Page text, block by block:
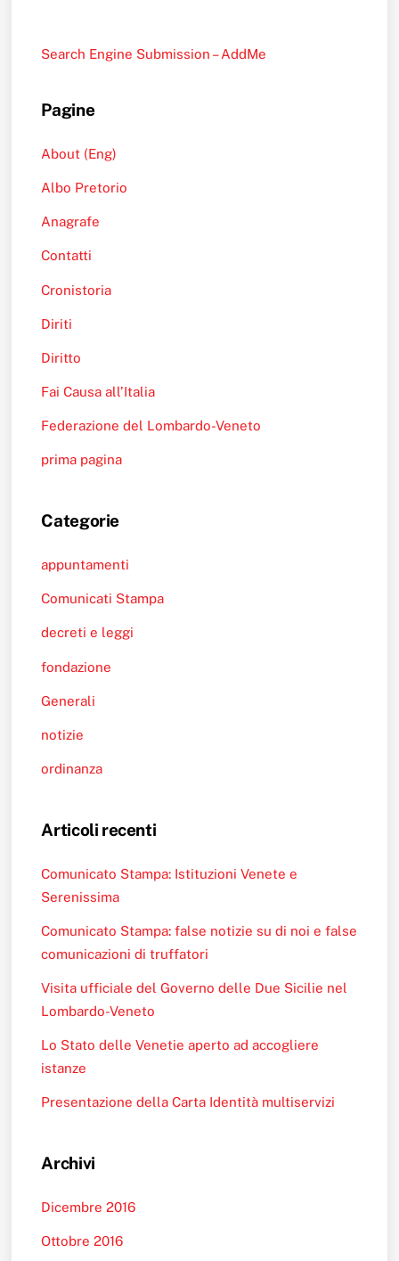
Search Engine Submission – AddMe
Pagine
About (Eng)
Albo Pretorio
Anagrafe
Contatti
Cronistoria
Diriti
Diritto
Fai Causa all’Italia
Federazione del Lombardo-Veneto
prima pagina
Categorie
appuntamenti
Comunicati Stampa
decreti e leggi
fondazione
Generali
notizie
ordinanza
Articoli recenti
Comunicato Stampa: Istituzioni Venete e
Serenissima
Comunicato Stampa: false notizie su di noi e false
comunicazioni di truffatori
Visita ufficiale del Governo delle Due Sicilie nel
Lombardo-Veneto
Lo Stato delle Venetie aperto ad accogliere
istanze
Presentazione della Carta Identità multiservizi
Archivi
Dicembre 2016
Ottobre 2016